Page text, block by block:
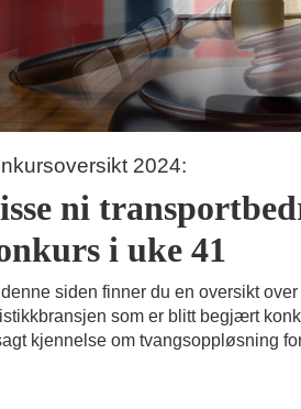
2024:
ni
i uke 41
siden finner du en oversikt
som er blitt begjært
kjennelse om tvangsoppløsning